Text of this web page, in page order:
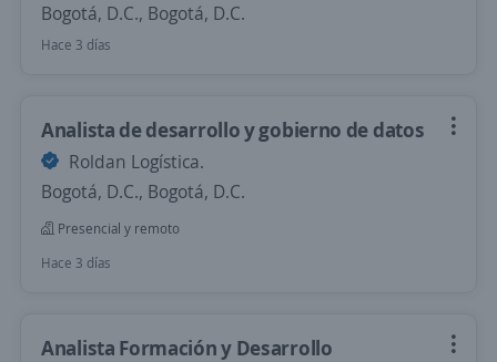
Bogotá, D.C., Bogotá, D.C.
Hace 3 días
Analista de desarrollo y gobierno de datos
Roldan Logística.
Bogotá, D.C., Bogotá, D.C.
Presencial y remoto
Hace 3 días
Analista Formación y Desarrollo